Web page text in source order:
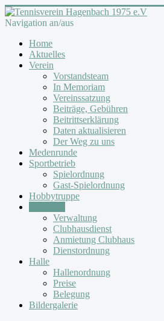
Navigation an/aus
Home
Aktuelles
Verein
Vorstandsteam
In Memoriam
Vereinssatzung
Beiträge, Gebühren
Beitrittserklärung
Daten aktualisieren
Der Weg zu uns
Medenrunde
Sportbetrieb
Spielordnung
Gast-Spielordnung
Hobbytruppe
Verwaltung
Clubhausdienst
Anmietung Clubhaus
Dienstordnung
Halle
Hallenordnung
Preise
Belegung
Bildergalerie